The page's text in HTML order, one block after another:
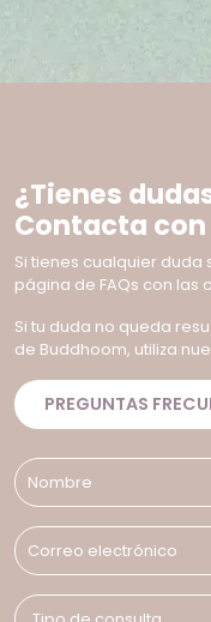
¿Tienes
Contacta
Si tienes cualquier duda
página de FAQs con las
Si tu duda no queda
de Buddhoom, utiliza
PREGUNTAS